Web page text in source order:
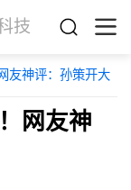
技
友神评：孙策开大
网友神